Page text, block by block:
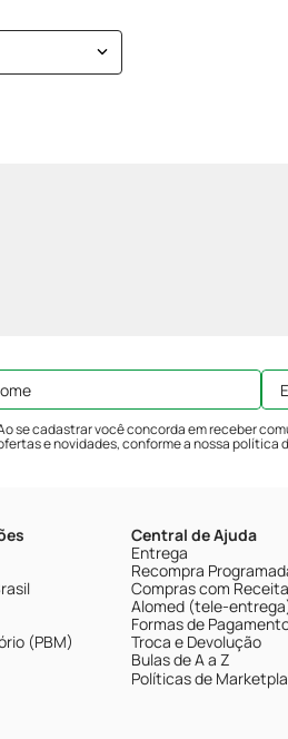
se cadastrar você concorda em receber
e novidades, conforme a nossapolítica
(PBM)
Central de Ajuda
Entrega
Recompra
Compras com Receita
Alomed (tele-
Formas de
Troca e Devolução
Bulas de A a Z
Políticas de